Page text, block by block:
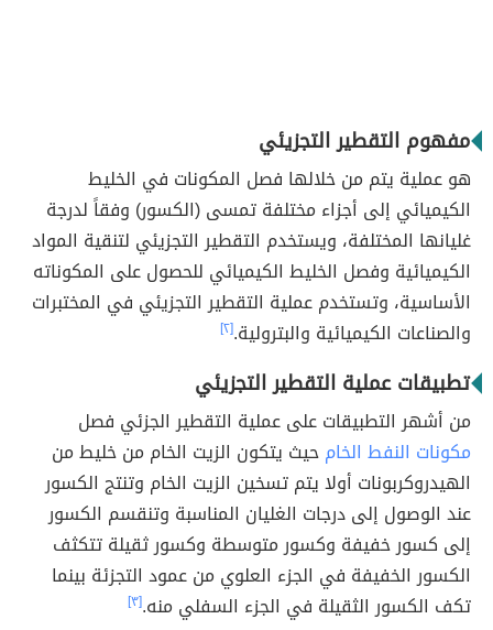
مفهوم التقطير التجزيئي
هو عملية يتم من خلالها فصل المكونات في الخليط
الكيميائي إلى أجزاء مختلفة تمسى (الكسور) وفقاً لدرجة
غليانها المختلفة، ويستخدم التقطير التجزيئي لتنقية المواد
الكيميائية وفصل الخليط الكيميائي للحصول على المكوناته
الأساسية، وتستخدم عملية التقطير التجزيئي في المختبرات
والصناعات الكيميائية والبترولية.[٢]
تطبيقات عملية التقطير التجزيئي
من أشهر التطبيقات على عملية التقطير الجزئي فصل
مكونات النفط الخامحيث يتكون الزيت الخام من خليط من
الهيدروكربونات أولا يتم تسخين الزيت الخام وتنتج الكسور
عند الوصول إلى درجات الغليان المناسبة وتنقسم الكسور
إلى كسور خفيفة وكسور متوسطة وكسور ثقيلة تتكثف
الكسور الخفيفة في الجزء العلوي من عمود التجزئة بينما
تكف الكسور الثقيلة في الجزء السفلي منه.[٣]